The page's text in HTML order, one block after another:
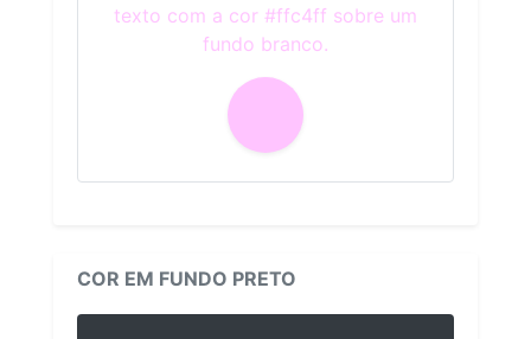
texto com a cor #ffc4ff sobre um
fundo branco.
COR EM FUNDO PRETO